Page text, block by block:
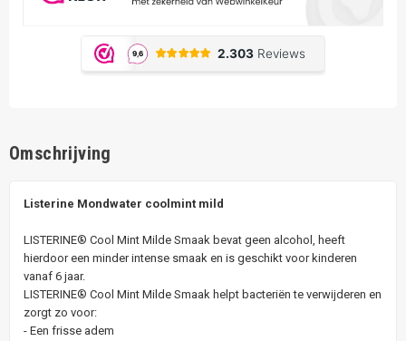
Omschrijving
Listerine Mondwater coolmint mild
LISTERINE® Cool Mint Milde Smaak bevat geen alcohol, heeft
hierdoor een minder intense smaak en is geschikt voor kinderen
vanaf 6 jaar.
LISTERINE® Cool Mint Milde Smaak helpt bacteriën te verwijderen en
zorgt zo voor:
- Een frisse adem